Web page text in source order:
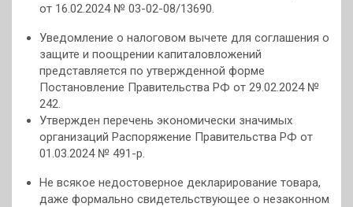
от 16.02.2024 № 03-02-08/13690.
Уведомление о налоговом вычете для соглашения о
защите и поощрении капиталовложений
представляется по утвержденной форме
Постановление Правительства РФ от 29.02.2024 №
242.
Утвержден перечень экономически значимых
организаций Распоряжение Правительства РФ от
01.03.2024 № 491-р.
Не всякое недостоверное декларирование товара,
даже формально свидетельствующее о незаконном